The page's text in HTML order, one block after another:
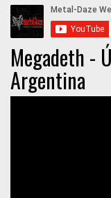
Megadeth -
Argentina